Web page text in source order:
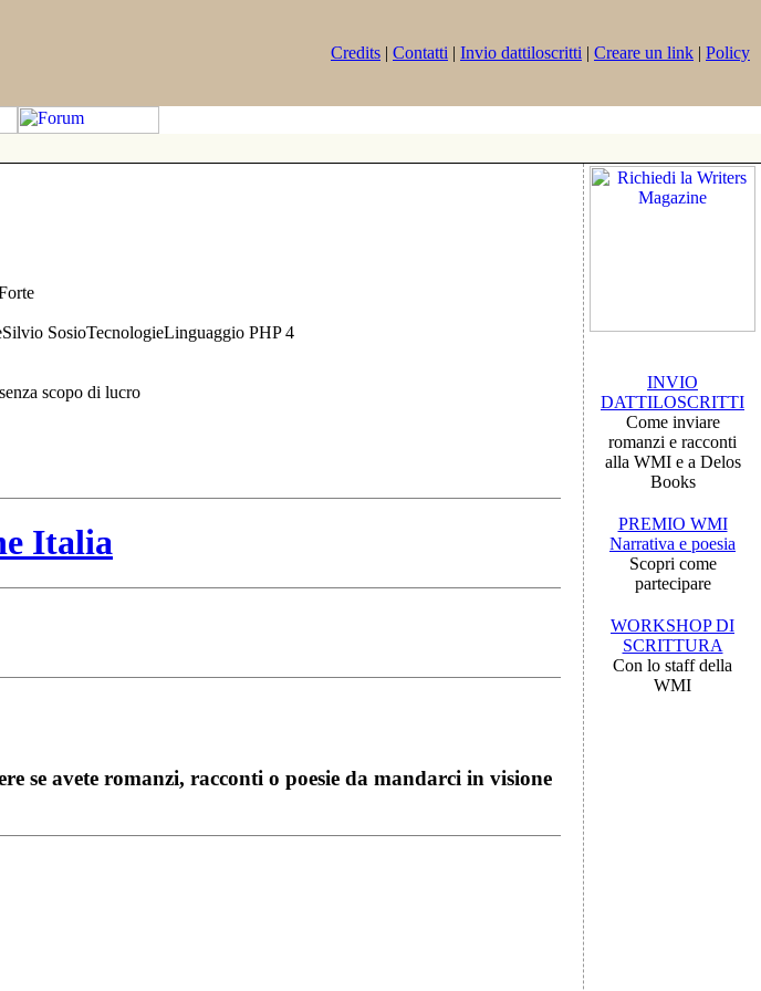
Credits | Contatti | Invio dattiloscritti | Creare un link | Policy
SosioTecnologieLinguaggio PHP 4
scopo di lucro
Italia
se avete romanzi, racconti o poesie da mandarci in visione
INVIO
DATTILOSCRITTI
Come inviare
romanzi e racconti
alla WMI e a Delos
Books
PREMIO WMI
Narrativa e poesia
Scopri come
partecipare
WORKSHOP DI
SCRITTURA
Con lo staff della
WMI